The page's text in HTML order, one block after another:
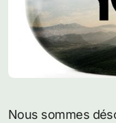
Nous sommes désormais à seulement deux petits